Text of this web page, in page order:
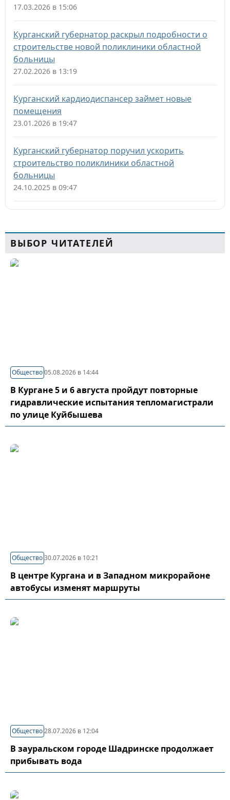
17.03.2026 в 15:06
Курганский губернатор раскрыл подробности о
строительстве новой поликлиники областной
больницы
27.02.2026 в 13:19
Курганский кардиодиспансер займет новые
помещения
23.01.2026 в 19:47
Курганский губернатор поручил ускорить
строительство поликлиники областной
больницы
24.10.2025 в 09:47
ВЫБОР ЧИТАТЕЛЕЙ
Общество05.08.2026 в 14:44
В Кургане 5 и 6 августа пройдут повторные
гидравлические испытания тепломагистрали
по улице Куйбышева
Общество30.07.2026 в 10:21
В центре Кургана и в Западном микрорайоне
автобусы изменят маршруты
Общество28.07.2026 в 12:04
В зауральском городе Шадринске продолжает
прибывать вода